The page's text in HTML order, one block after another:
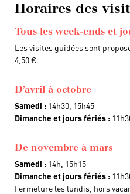
Horaires des
Tous les week-ends et
Les visites guidées sont
4,50 €.
D’avril à octobre
Samedi : 14h30, 15h45
Dimanche et jours fériés :
De novembre à mars
Samedi : 14h, 15h15
Dimanche et jours fériés :
Fermeture les lundis, hors